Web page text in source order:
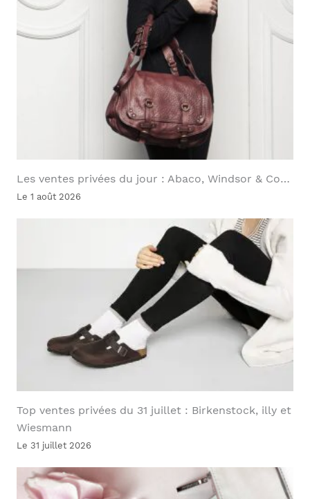
Les ventes privées du jour : Abaco, Windsor & Co…
Le 1 août 2026
Top ventes privées du 31 juillet : Birkenstock, illy et
Wiesmann
Le 31 juillet 2026